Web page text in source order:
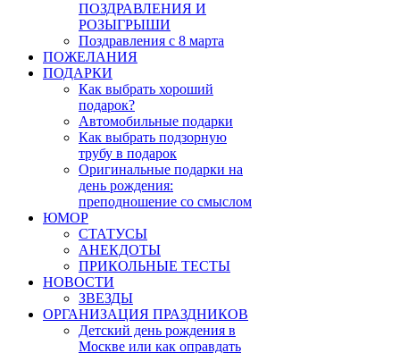
ПОЗДРАВЛЕНИЯ И
РОЗЫГРЫШИ
Поздравления с 8 марта
ПОЖЕЛАНИЯ
ПОДАРКИ
Как выбрать хороший
подарок?
Автомобильные подарки
Как выбрать подзорную
трубу в подарок
Оригинальные подарки на
день рождения:
преподношение со смыслом
ЮМОР
СТАТУСЫ
АНЕКДОТЫ
ПРИКОЛЬНЫЕ ТЕСТЫ
НОВОСТИ
ЗВЕЗДЫ
ОРГАНИЗАЦИЯ ПРАЗДНИКОВ
Детский день рождения в
Москве или как оправдать